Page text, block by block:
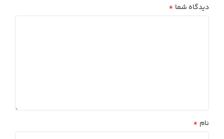
دیدگاه شما *
نام *